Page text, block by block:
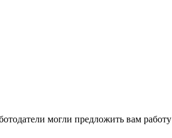
могли предложить вам работу